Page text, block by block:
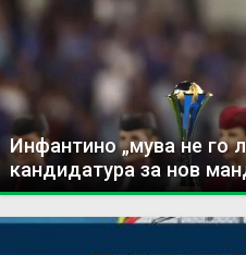
Инфантино „мува не го
кандидатура за нов